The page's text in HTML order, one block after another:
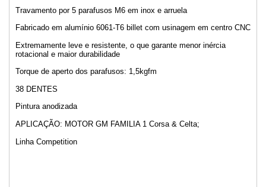
Travamento por 5 parafusos M6 em inox e arruela
Fabricado em alumínio 6061-T6 billet com usinagem em centro CNC
Extremamente leve e resistente, o que garante menor inércia
rotacional e maior durabilidade
Torque de aperto dos parafusos: 1,5kgfm
38 DENTES
Pintura anodizada
APLICAÇÃO: MOTOR GM FAMILIA 1 Corsa & Celta;
Linha Competition